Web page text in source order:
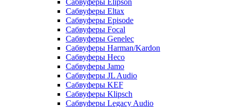
Сабвуферы Elipson
Сабвуферы Eltax
Сабвуферы Episode
Сабвуферы Focal
Сабвуферы Genelec
Сабвуферы Harman/Kardon
Сабвуферы Heco
Сабвуферы Jamo
Сабвуферы JL Audio
Сабвуферы KEF
Сабвуферы Klipsch
Сабвуферы Legacy Audio